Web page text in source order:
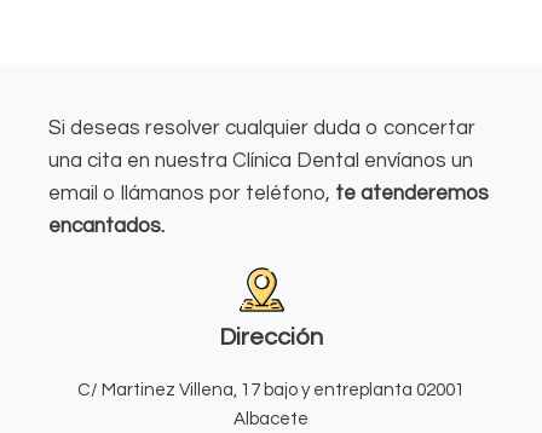
Si deseas resolver cualquier duda o concertar
una cita en nuestra Clínica Dental envíanos un
email o llámanos por teléfono, te atenderemos
encantados.
Dirección
C/ Martinez Villena, 17 bajo y entreplanta 02001
Albacete